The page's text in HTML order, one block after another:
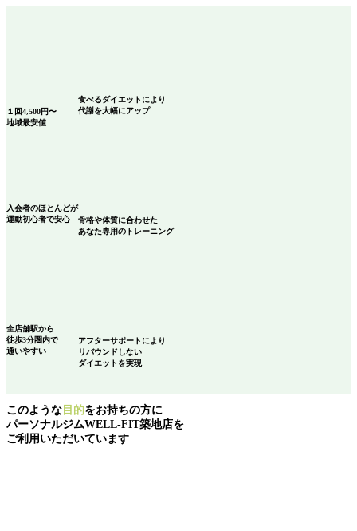
１回4,500円〜
地域最安値
入会者のほとんどが
運動初心者で安心
全店舗駅から
徒歩3分圏内で
通いやすい
食べるダイエット により
代謝を大幅にアップ
骨格や体質に合わせた
あなた専用のトレーニング
アフターサポートにより
リバウンドしない
ダイエットを実現
このような 目的をお持ちの方に
パーソナルジムWELL-FIT築地店を
ご利用いただいています